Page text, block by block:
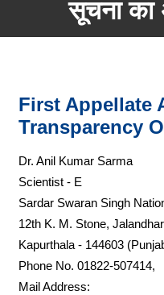
सूचना का
First Appellate
Transparency
Dr. Anil Kumar Sarma
Scientist - E
Sardar Swaran Singh
12th K. M. Stone,
Kapurthala - 144603
Phone No. 01822-507414,
Mail Address: